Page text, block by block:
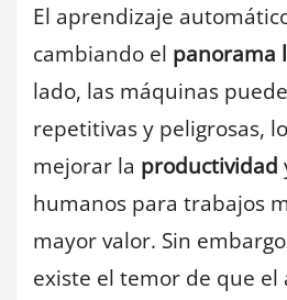
El aprendizaje
cambiando el panorama
lado, las máquinas
repetitivas y peligrosas,
mejorar la productividad
humanos para trabajos
mayor valor. Sin
existe el temor de que el